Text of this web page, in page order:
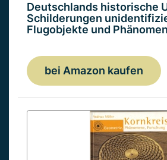
Deutschlands historische
Schilderungen
Flugobjekte und
bei Amazon kaufen